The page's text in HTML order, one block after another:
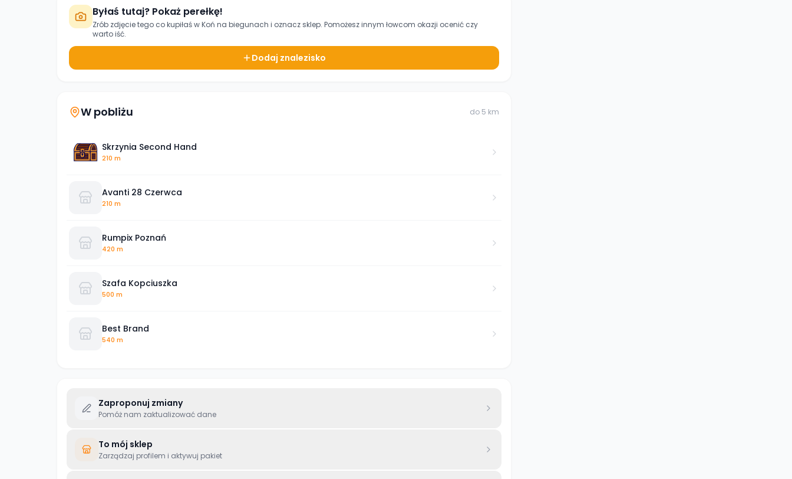
Byłaś tutaj? Pokaż perełkę!
Zrób zdjęcie tego co kupiłaś wKoń na biegunach i oznacz sklep. Pomożesz innym łowcom okazji ocenić czy
warto iść.
Dodaj znalezisko
W pobliżu do 5 km
Skrzynia Second Hand
210 m
Avanti 28 Czerwca
210 m
Rumpix Poznań
420 m
Szafa Kopciuszka
500 m
Best Brand
540 m
Zaproponuj zmiany
Pomóż nam zaktualizować dane
To mój sklep
Zarządzaj profilem i aktywuj pakiet